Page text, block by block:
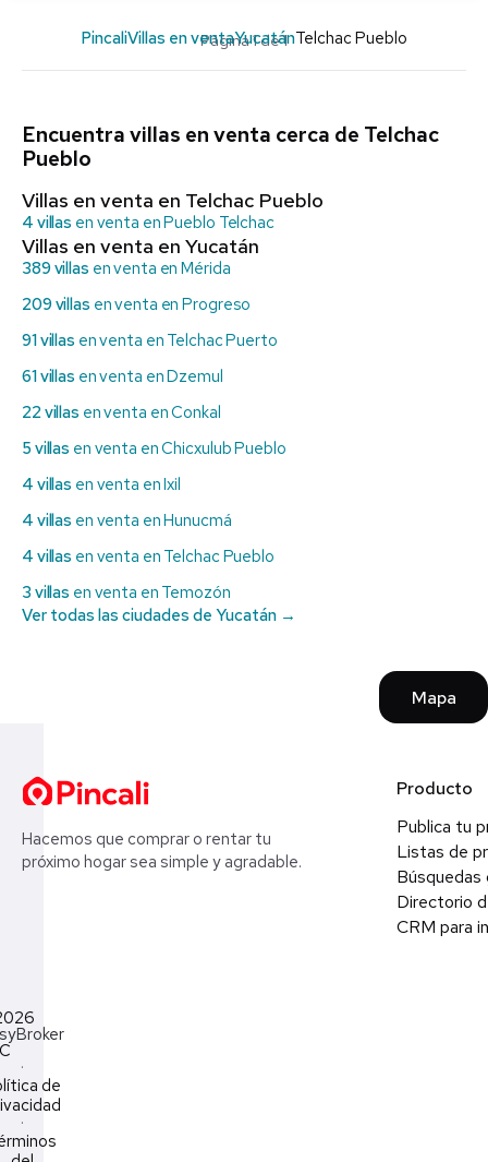
Página 1 de 1
PincaliVillas en ventaYucatánTelchac Pueblo
Encuentra villas en venta cerca de Telchac
Pueblo
Villas en venta en Telchac Pueblo
4 villas en venta en Pueblo Telchac
Villas en venta en Yucatán
389 villas en venta en Mérida
209 villas en venta en Progreso
91 villas en venta en Telchac Puerto
61 villas en venta en Dzemul
22 villas en venta en Conkal
5 villas en venta en Chicxulub Pueblo
4 villas en venta en Ixil
4 villas en venta en Hunucmá
4 villas en venta en Telchac Pueblo
3 villas en venta en Temozón
Ver todas las ciudades de Yucatán →
Mapa
Hacemos que comprar o rentar tu
próximo hogar sea simple y agradable.
Producto
Publica tu
Listas de
Búsquedas
Directorio
CRM para
·
de
·